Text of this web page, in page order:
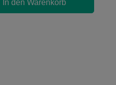
In den Warenkorb